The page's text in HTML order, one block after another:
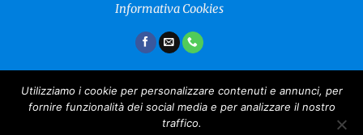
Informativa Cookies
Amici dei Musei e Monumenti Pavesi
Copyright 2024 ©
Utilizziamo i cookie per personalizzare contenuti e annunci, per
fornire funzionalità dei social media e per analizzare il nostro
traffico.